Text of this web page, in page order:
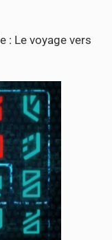
: Le voyage vers